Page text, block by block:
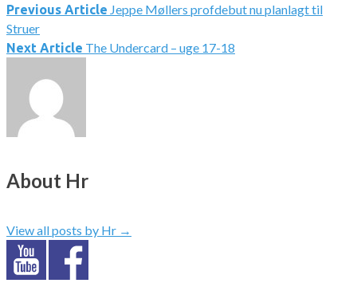
Indlægsnavigation
Previous Article Jeppe Møllers profdebut nu planlagt til
Struer
Next Article The Undercard – uge 17-18
About Hr
View all posts by Hr →